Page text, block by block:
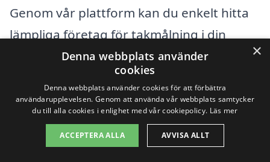
Genom vår plattform kan du enkelt hitta
lämpliga företag för takmålning i din
närhet. Vi erbjuder en metod att jämföra
olika aktörer och få offerter, så att du kan
fatta ett välgrundat beslut.
Närområdet kring Vi har flera städer där
×
Denna webbplats använder
cookies
Denna webbplats använder cookies för att förbättra
användarupplevelsen. Genom att använda vår webbplats samtycker
du till alla cookies i enlighet med vår cookiepolicy. Läs mer
ACCEPTERA ALLA AVVISA ALLT